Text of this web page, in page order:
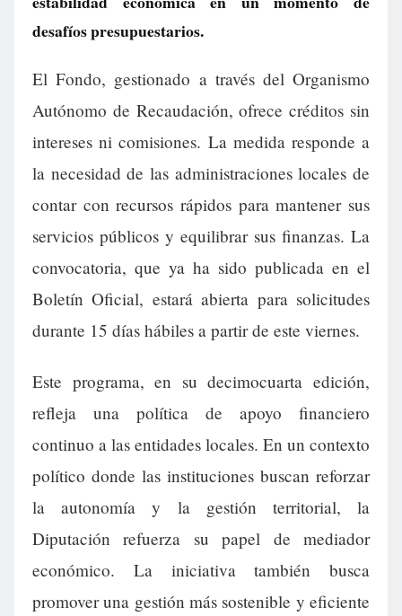
desafíos presupuestarios.
El Fondo, gestionado a través del Organismo
Autónomo de Recaudación, ofrece créditos sin
intereses ni comisiones. La medida responde a
la necesidad de las administraciones locales de
contar con recursos rápidos para mantener sus
servicios públicos y equilibrar sus finanzas. La
convocatoria, que ya ha sido publicada en el
Boletín Oficial, estará abierta para solicitudes
durante 15 días hábiles a partir de este viernes.
Este programa, en su decimocuarta edición,
refleja una política de apoyo financiero
continuo a las entidades locales. En un contexto
político donde las instituciones buscan reforzar
la autonomía y la gestión territorial, la
Diputación refuerza su papel de mediador
económico. La iniciativa también busca
promover una gestión más sostenible y eficiente